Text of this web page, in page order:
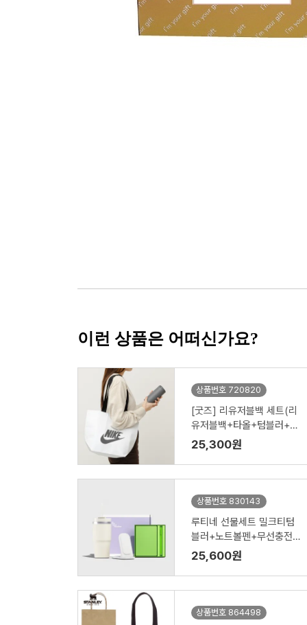
이런 상품은 어떠신가요?
상품번호 720820
[굿즈] 리유저블백 세트(리
유저블백+타올+텀블러+공
기청정기)
25,300원
상품번호 830143
루티네 선물세트 밀크티텀
블러+노트볼펜+무선충전
기
25,600원
상품번호 864498